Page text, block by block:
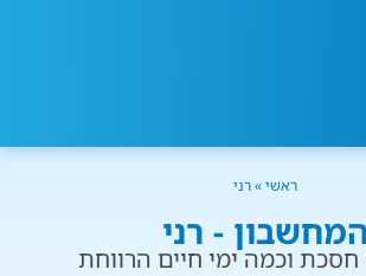
ראשי»רני
המחשבון - רני
וכמה ימי חיים הרווחת